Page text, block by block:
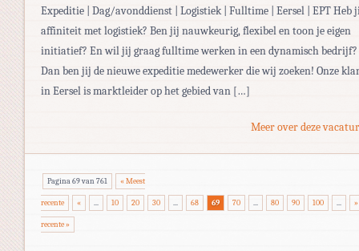
Expeditie | Dag/avonddienst | Logistiek | Fulltime | Eersel | EPT Heb
affiniteit met logistiek? Ben jij nauwkeurig, flexibel en toon je eigen
initiatief? En wil jij graag fulltime werken in een dynamisch bedrijf?
Dan ben jij de nieuwe expeditie medewerker die wij zoeken! Onze
in Eersel is marktleider op het gebied van […]
Meer over deze
Pagina 69 van 761 « Meest
recente « ... 10 20 30 ... 68 69 70 ... 80 90 100 ... »
recente »